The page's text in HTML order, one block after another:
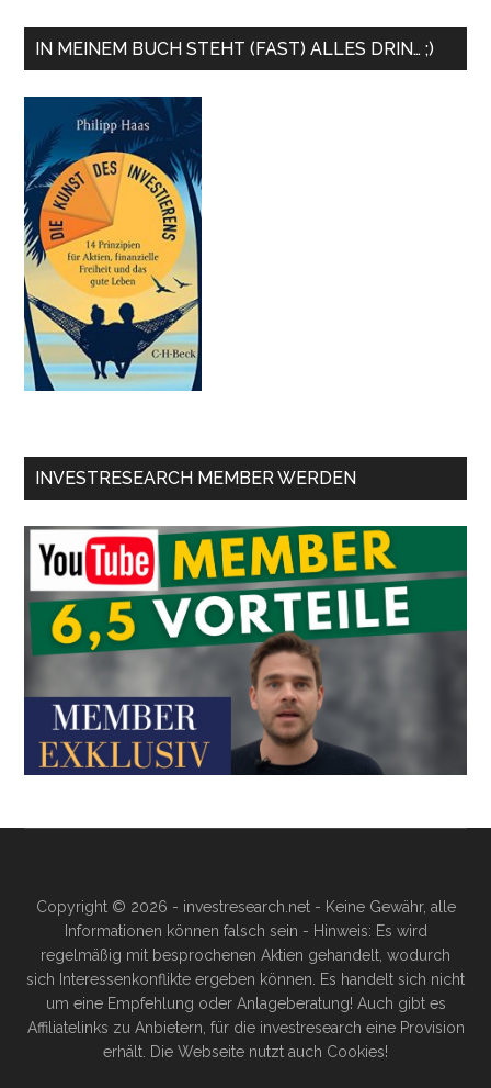
IN MEINEM BUCH STEHT (FAST) ALLES DRIN… ;)
INVESTRESEARCH MEMBER WERDEN
Copyright © 2026 - investresearch.net - Keine Gewähr, alle
Informationen können falsch sein - Hinweis: Es wird
regelmäßig mit besprochenen Aktien gehandelt, wodurch
sich Interessenkonflikte ergeben können. Es handelt sich nicht
um eine Empfehlung oder Anlageberatung! Auch gibt es
Affiliatelinks zu Anbietern, für die investresearch eine Provision
erhält. Die Webseite nutzt auch Cookies!